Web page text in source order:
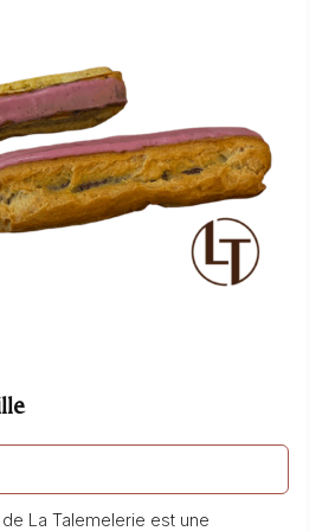
de La Talemelerie est une